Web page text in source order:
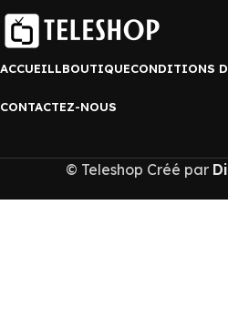
ACCUEILLBOUTIQUECONDITIONS
CONTACTEZ-NOUS
© Teleshop Créé par